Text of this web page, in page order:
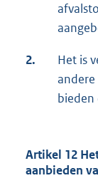
2.
Het is
bieden
Artikel 12
aanbieden